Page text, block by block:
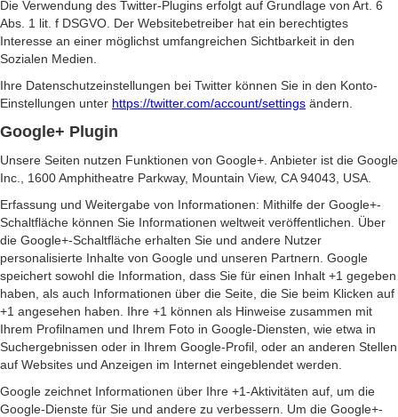
Die Verwendung des Twitter-Plugins erfolgt auf Grundlage von Art. 6
Abs. 1 lit. f DSGVO. Der Websitebetreiber hat ein berechtigtes
Interesse an einer möglichst umfangreichen Sichtbarkeit in den
Sozialen Medien.
Ihre Datenschutzeinstellungen bei Twitter können Sie in den Konto-
Einstellungen unter https://twitter.com/account/settings ändern.
Google+ Plugin
Unsere Seiten nutzen Funktionen von Google+. Anbieter ist die Google
Inc., 1600 Amphitheatre Parkway, Mountain View, CA 94043, USA.
Erfassung und Weitergabe von Informationen: Mithilfe der Google+-
Schaltfläche können Sie Informationen weltweit veröffentlichen. Über
die Google+-Schaltfläche erhalten Sie und andere Nutzer
personalisierte Inhalte von Google und unseren Partnern. Google
speichert sowohl die Information, dass Sie für einen Inhalt +1 gegeben
haben, als auch Informationen über die Seite, die Sie beim Klicken auf
+1 angesehen haben. Ihre +1 können als Hinweise zusammen mit
Ihrem Profilnamen und Ihrem Foto in Google-Diensten, wie etwa in
Suchergebnissen oder in Ihrem Google-Profil, oder an anderen Stellen
auf Websites und Anzeigen im Internet eingeblendet werden.
Google zeichnet Informationen über Ihre +1-Aktivitäten auf, um die
Google-Dienste für Sie und andere zu verbessern. Um die Google+-